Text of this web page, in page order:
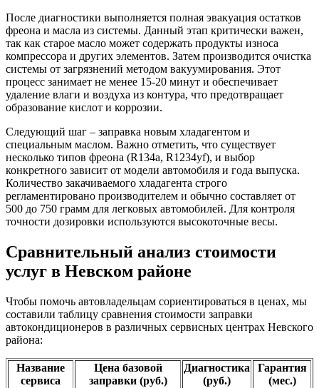
После диагностики выполняется полная эвакуация остатков
фреона и масла из системы. Данный этап критически важен,
так как старое масло может содержать продукты износа
компрессора и других элементов. Затем производится очистка
системы от загрязнений методом вакуумирования. Этот
процесс занимает не менее 15-20 минут и обеспечивает
удаление влаги и воздуха из контура, что предотвращает
образование кислот и коррозии.
Следующий шаг – заправка новым хладагентом и
специальным маслом. Важно отметить, что существует
несколько типов фреона (R134a, R1234yf), и выбор
конкретного зависит от модели автомобиля и года выпуска.
Количество закачиваемого хладагента строго
регламентировано производителем и обычно составляет от
500 до 750 грамм для легковых автомобилей. Для контроля
точности дозировки используются высокоточные весы.
Сравнительный анализ стоимости
услуг в Невском районе
Чтобы помочь автовладельцам сориентироваться в ценах, мы
составили таблицу сравнения стоимости заправки
автокондиционеров в различных сервисных центрах Невского
района:
Название
сервиса
Цена базовой
заправки (руб.)
Диагностика
(руб.)
Гарантия
(мес.)